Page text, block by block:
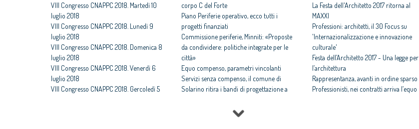
VIII Congresso CNAPPC 2018. Martedì 10
luglio 2018
VIII Congresso CNAPPC 2018. Lunedì 9
luglio 2018
VIII Congresso CNAPPC 2018. Domenica 8
luglio 2018
VIII Congresso CNAPPC 2018. Venerdì 6
luglio 2018
VIII Congresso CNAPPC 2018. Gercoledì 5
corpo C del Forte
Piano Periferie operativo, ecco tutti i
progetti finanziati
Commissione periferie, Minniti: «Proposte
da condividere: politiche integrate per le
città»
Equo compenso, parametri vincolanti
Servizi senza compenso, il comune di
Solarino ritira i bandi di progettazione a
All'architettura rispettosa dello studio
caravatti_caravatti il Premio architetto
La Festa dell'Architetto 2017 ritorna al
MAXXI
Professioni: architetti, il 30 Focus su
'Internazionalizzazione e innovazione
culturale'
Festa dell’Architetto 2017 - Una legge per
l’architettura
Rappresentanza, avanti in ordine sparso
Professionisti, nei contratti arriva l’equo